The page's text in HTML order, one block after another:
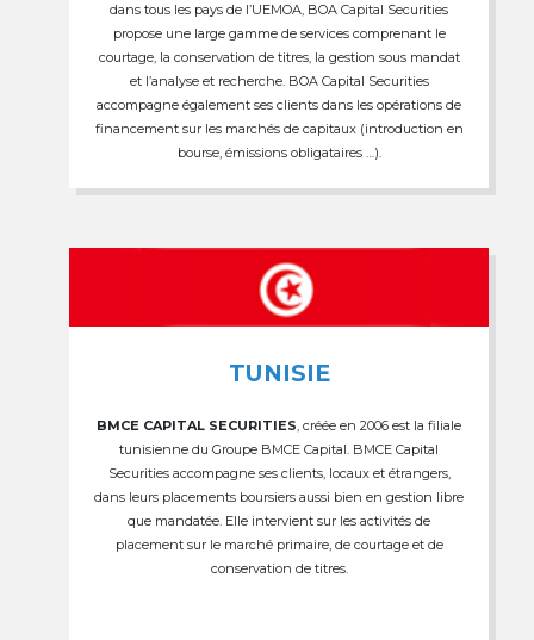
dans tous les pays de l’UEMOA, BOA Capital Securities
propose une large gamme de services comprenant le
courtage, la conservation de titres, la gestion sous mandat
et l’analyse et recherche. BOA Capital Securities
accompagne également ses clients dans les opérations de
financement sur les marchés de capitaux (introduction en
bourse, émissions obligataires …).
TUNISIE
BMCE CAPITAL SECURITIES , créée en 2006 est la filiale
tunisienne du Groupe BMCE Capital. BMCE Capital
Securities accompagne ses clients, locaux et étrangers,
dans leurs placements boursiers aussi bien en gestion libre
que mandatée. Elle intervient sur les activités de
placement sur le marché primaire, de courtage et de
conservation de titres.